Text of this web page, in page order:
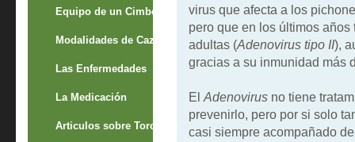
Equipo de un Cimbelero
Modalidades de Caza
Las Enfermedades
La Medicación
Articulos sobre Torcaces
virus que afecta a los
pero que en los últimos
adultas (Adenovirus tipo II),
gracias a su inmunidad más
El Adenovirusno tiene
prevenirlo, pero por si solo
casi siempre acompañado